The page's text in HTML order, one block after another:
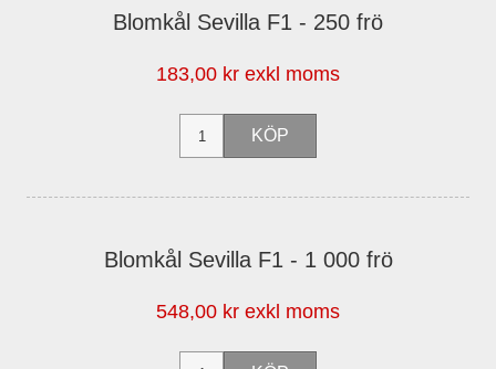
Blomkål Sevilla F1 - 250 frö
183,00 kr exkl moms
Blomkål Sevilla F1 - 1 000 frö
548,00 kr exkl moms